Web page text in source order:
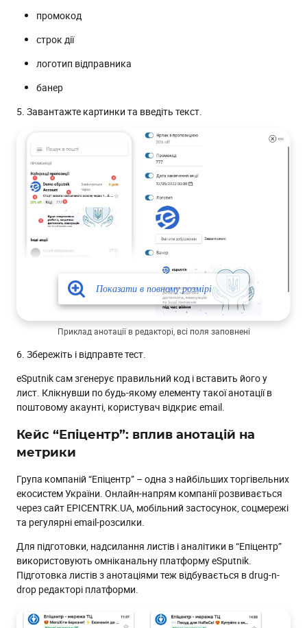
промокод
строк дії
логотип відправника
банер
5. Завантажте картинки та введіть текст.
Приклад анотації в редакторі, всі поля заповнені
6. Збережіть і відправте тест.
eSputnik сам згенерує правильний код і вставить його у
лист. Клікнувши по будь-якому елементу такої анотації в
поштовому акаунті, користувач відкриє email.
Кейс “Епіцентр”: вплив анотацій на
метрики
Група компаній “Епіцентр” – одна з найбільших торгівельних
екосистем України. Онлайн-напрям компанії розвивається
через сайт EPICENTRK.UA, мобільний застосунок, соцмережі
та регулярні email-розсилки.
Для підготовки, надсилання листів і аналітики в “Епіцентр”
використовують омніканальну платформу eSputnik.
Підготовка листів з анотаціями теж відбувається в drug-n-
drop редакторі платформи.